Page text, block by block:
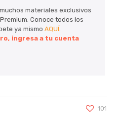
materiales exclusivos
Conoce todos los
ya mismoAQUÍ.
ingresa a tu cuenta
101